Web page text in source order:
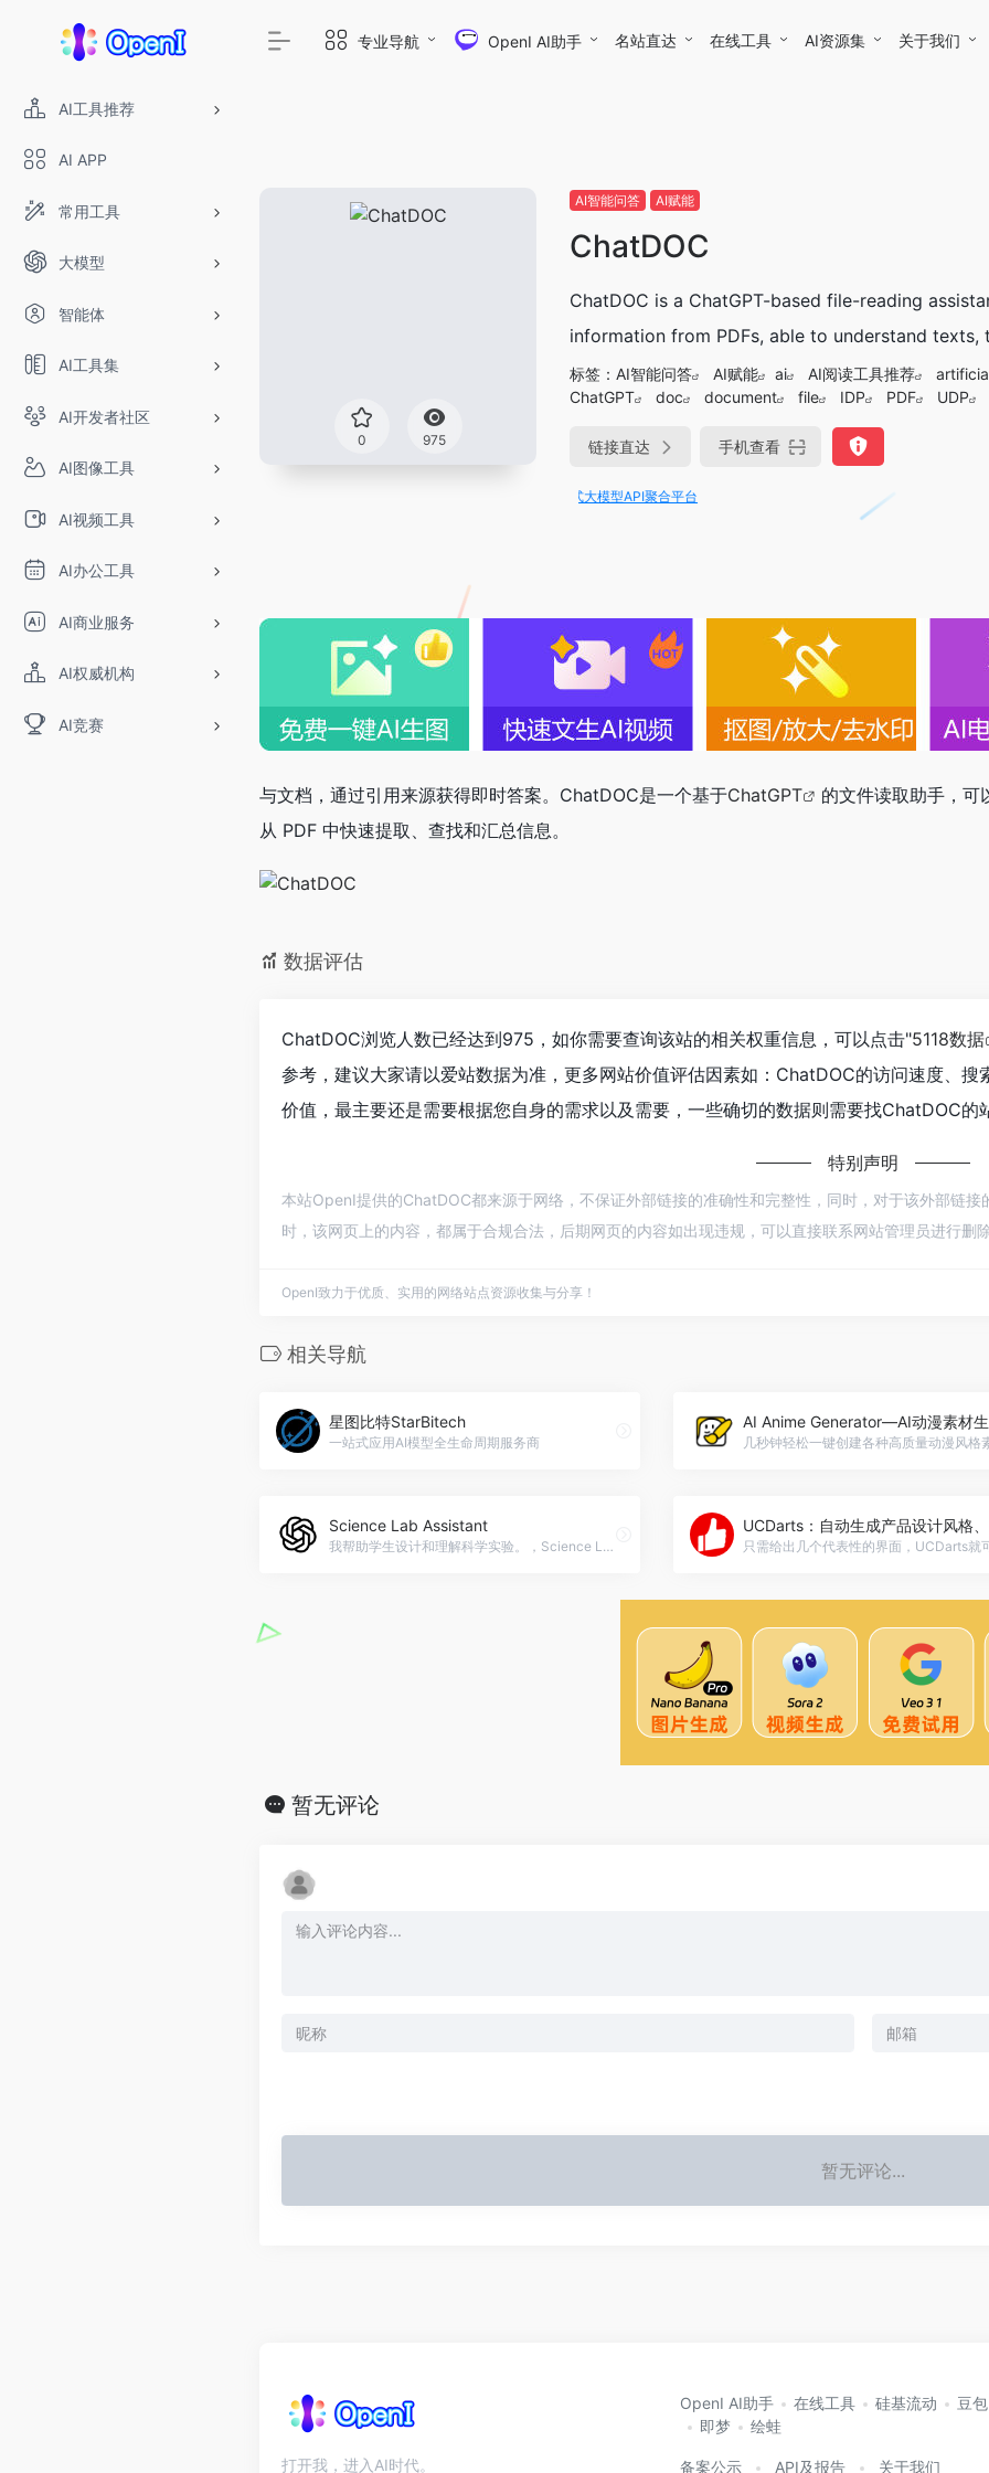
AI工具推荐
AI APP
常用工具
大模型
智能体
AI工具集
AI开发者社区
AI图像工具
AI视频工具
AI办公工具
AI商业服务
AI权威机构
AI竞赛
专业导航 OpenI AI助手 名站直达 在线工具 AI资源集 关于我们
0 975
AI智能问答 AI赋能
ChatDOC
ChatDOC is a ChatGPT-based file-reading
information from PDFs, able to understand texts,
标签： AI智能问答 AI赋能 ai AI阅读工具推荐
ChatGPT
doc document file IDP PDF UDP
链接直达 手机查看
OpenIAPI，一站式大模型API聚合平台
与文档，通过引用来源获得即时答案。ChatDOC是一个基于ChatGPT
的文件读取助手，可
从 PDF 中快速提取、查找和汇总信息。
数据评估
ChatDOC浏览人数已经达到975，如你需要查询该站的相关权重信息，可以点击"5118数据
参考，建议大家请以爱站数据为准，更多网站价值评估因素如：ChatDOC的访问速度、
价值，最主要还是需要根据您自身的需求以及需要，一些确切的数据则需要找ChatDOC
特别声明
本站OpenI提供的ChatDOC都来源于网络，不保证外部链接的准确性和完整性，同时，对于该外部链
时，该网页上的内容，都属于合规合法，后期网页的内容如出现违规，可以直接联系网站管理员进行删
OpenI致力于优质、实用的网络站点资源收集与分享！
相关导航
星图比特StarBitech
一站式应用AI模型全生命周期服务商
AI Anime Generator—AI动漫素材
Science Lab Assistant
我帮助学生设计和理解科学实验。，Science Lab Assistant官网入口网址
暂无评论
暂无评论...
打开我，进入AI时代。
OpenI AI助手 在线工具 硅基流动
豆包
即梦
绘蛙
备案公示 API及报告 关于我们